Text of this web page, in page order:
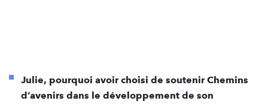
Julie, pourquoi avoir choisi de soutenir Chemins
d’avenirs dans le développement de son